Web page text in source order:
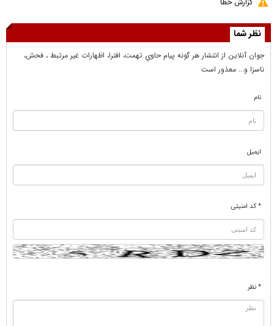
نظر شما
جوان آنلاين از انتشار هر گونه پيام حاوي تهمت، افترا، اظهارات غير مرتبط ، فحش،
ناسزا و... معذور است
نام
ایمیل
* کد امنیتی
* نظر